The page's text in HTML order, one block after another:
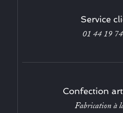
Service
01 44 19
Confection
Fabrication à